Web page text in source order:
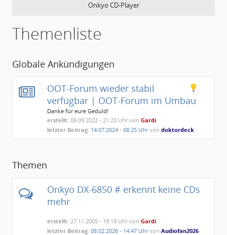
Onkyo CD-Player
Themenliste
Globale Ankündigungen
OOT-Forum wieder stabil
verfügbar | OOT-Forum im Umbau
Danke für eure Geduld!
erstellt: 09.09.2022 - 21:23 Uhr vonGardi
letzter Beitrag: 14.07.2024 - 08:25 Uhrvondoktordeck
Themen
Onkyo DX-6850 # erkennt keine CDs
mehr
erstellt: 27.11.2005 - 19:19 Uhr vonGardi
letzter Beitrag: 08.02.2026 - 14:47 UhrvonAudiofan2026